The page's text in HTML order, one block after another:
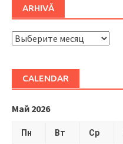
ARHIVĂ
ARHIVĂ
CALENDAR
Май 2026
Пн Вт Ср